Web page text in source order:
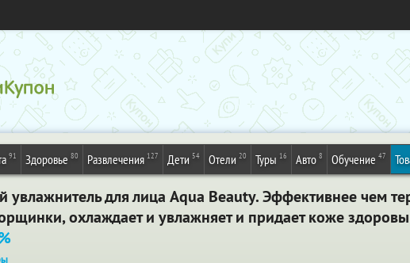
91 Здоровье 80 Развлечения 127 Дети 54 Отели 20 Туры 16 Авто 8 Обучение 47
увлажнитель для лица Aqua Beauty. Эффективнее чем
охлаждает и увлажняет и придает коже